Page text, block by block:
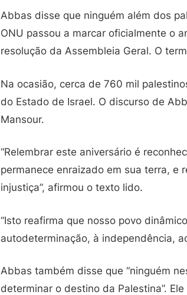
Abbas disse que ninguém além dos
ONU passou a marcar oficialmente o
resolução da Assembleia Geral. O
Na ocasião, cerca de 760 mil
do Estado de Israel. O discurso de
Mansour.
“Relembrar este aniversário é
permanece enraizado em sua terra, e
injustiça”, afirmou o texto lido.
“Isto reafirma que nosso povo
autodeterminação, à independência,
Abbas também disse que “ninguém
determinar o destino da Palestina”.